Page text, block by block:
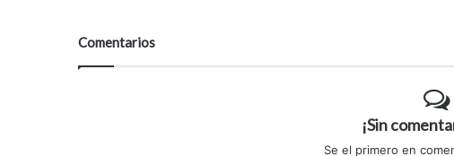
Comentarios
¡Sin
Se el primero en